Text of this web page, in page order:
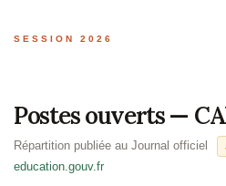
SESSION 2026
Postes ouverts —
Répartition publiée au Journal officiel
education.gouv.fr